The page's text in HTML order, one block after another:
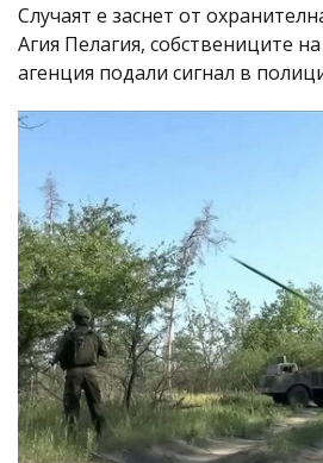
Случаят е заснет от
Агия Пелагия, собствениците
агенция подали сигнал в